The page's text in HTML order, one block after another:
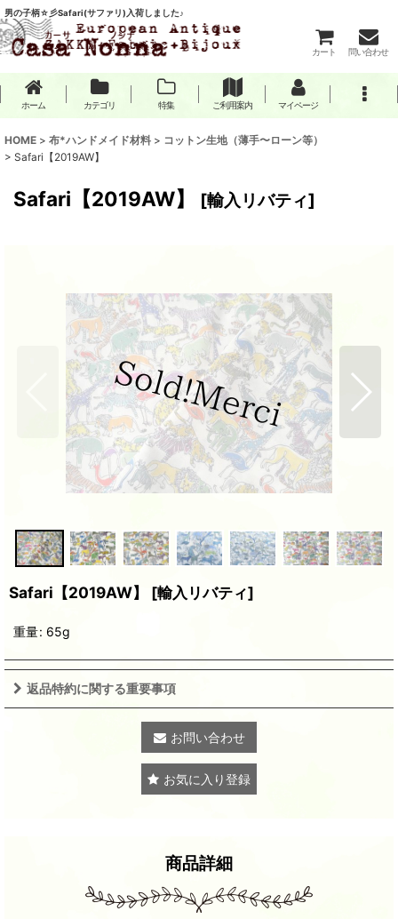
男の子柄☆彡Safari(サファリ)入荷しました♪
カート 問い合わせ
ホーム カテゴリ 特集 ご利用案内 マイページ
HOME > 布*ハンドメイド材料 > コットン生地（薄手〜ローン等）
> Safari【2019AW】
Safari【2019AW】 [輸入リバティ]
Safari【2019AW】 [輸入リバティ]
重量: 65g
返品特約に関する重要事項
お問い合わせ
お気に入り登録
商品詳細